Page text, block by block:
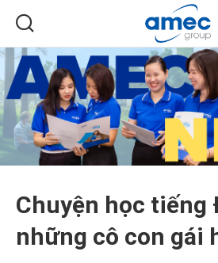
Chuyện học tiếng
những cô con gái